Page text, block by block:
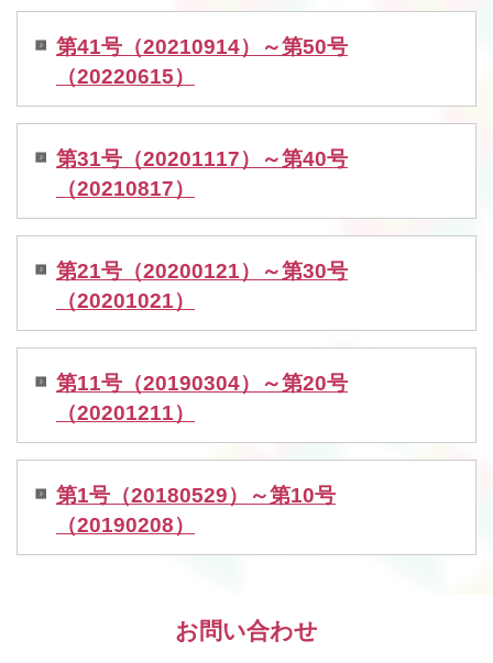
第41号（20210914）～第50号
（20220615）
第31号（20201117）～第40号
（20210817）
第21号（20200121）～第30号
（20201021）
第11号（20190304）～第20号
（20201211）
第1号（20180529）～第10号
（20190208）
お問い合わせ